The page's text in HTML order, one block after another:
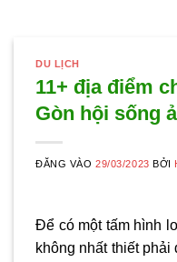
DU LỊCH
11+ địa điểm
Gòn hội sống
ĐĂNG VÀO29/03/2023 BỞI
Để có một tấm hình
không nhất thiết